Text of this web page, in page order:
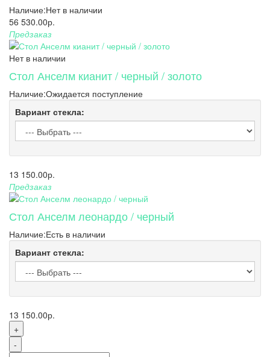
Наличие:Нет в наличии
56 530.00р.
Предзаказ
Нет в наличии
Стол Анселм кианит / черный / золото
Наличие:Ожидается поступление
Вариант стекла:
13 150.00р.
Предзаказ
Стол Анселм леонардо / черный
Наличие:Есть в наличии
Вариант стекла:
13 150.00р.
+
-